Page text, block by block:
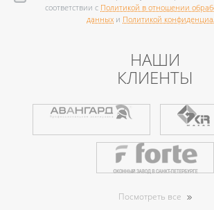
соответствии с Политикой в отношении
данных и Политикой
НАШИ
КЛИЕНТЫ
Посмотреть все